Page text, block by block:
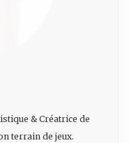
& Créatrice de
terrain de jeux.